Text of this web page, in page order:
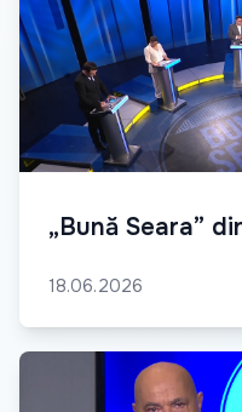
„Bună Seara”
18.06.2026